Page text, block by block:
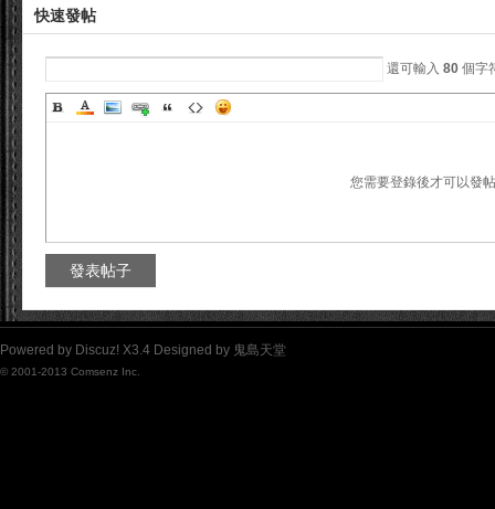
快速發帖
還可輸入 80 個字
您需要登錄後才可以發
發表帖子
Powered by Discuz! X3.4 Designed by 鬼島天堂
© 2001-2013 Comsenz Inc.